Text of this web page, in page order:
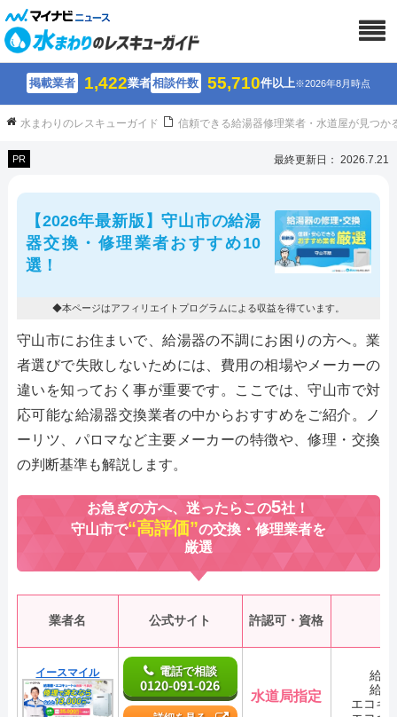
掲載業者 1,422業者相談件数 55,710件以上※2026年8月時点
水まわりのレスキューガイド 信頼できる給湯器修理業者・水道屋が見つか
PR 最終更新日： 2026.7.21
【2026年最新版】守山市の給湯
器交換・修理業者おすすめ10
選！
◆本ページはアフィリエイトプログラムによる収益を得ています。
守山市にお住まいで、給湯器の不調にお困りの方へ。業
者選びで失敗しないためには、費用の相場やメーカーの
違いを知っておく事が重要です。ここでは、守山市で対
応可能な給湯器交換業者の中からおすすめをご紹介。ノ
ーリツ、パロマなど主要メーカーの特徴や、修理・交換
の判断基準も解説します。
お急ぎの方へ、迷ったらこの5社！
守山市で“高評価”の交換・修理業者を
厳選
業者名 公式サイト 許認可・資格
イースマイル 電話で相談
0120-091-026
水道局指定
給
給
エコキ